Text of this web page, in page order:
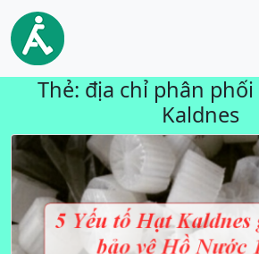
Thẻ: địa chỉ phân
Kaldnes